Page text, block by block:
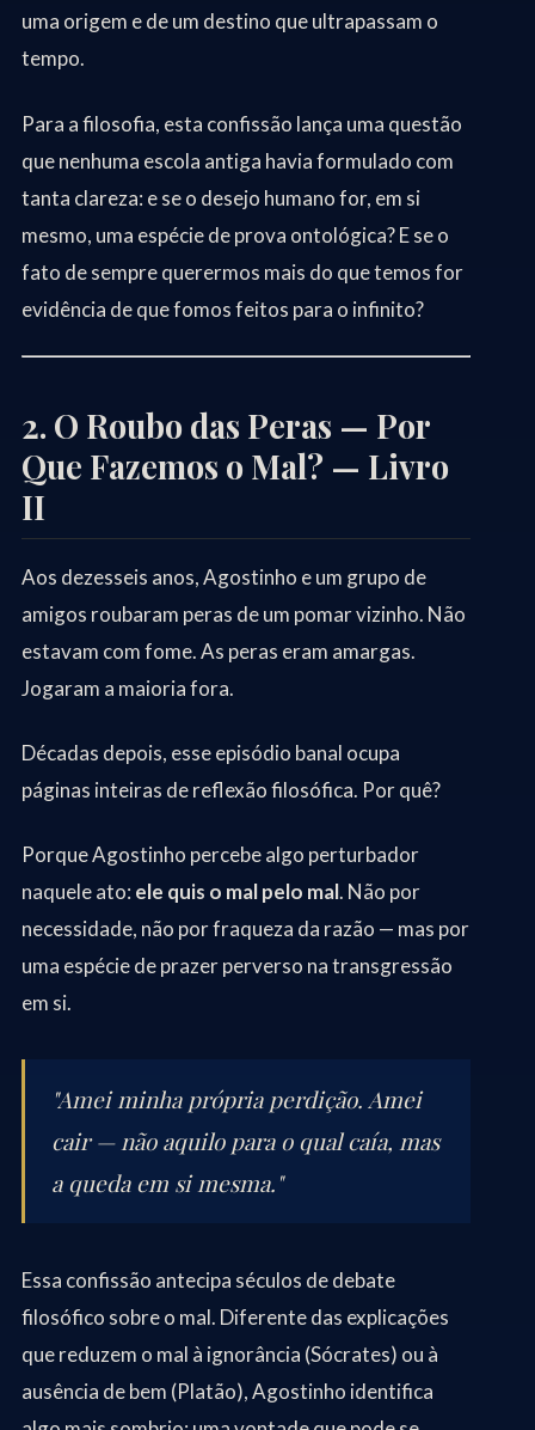
uma origem e de um destino que ultrapassam o
tempo.
Para a filosofia, esta confissão lança uma questão
que nenhuma escola antiga havia formulado com
tanta clareza: e se o desejo humano for, em si
mesmo, uma espécie de prova ontológica? E se o
fato de sempre querermos mais do que temos for
evidência de que fomos feitos para o infinito?
2. O Roubo das Peras — Por
Que Fazemos o Mal? — Livro
II
Aos dezesseis anos, Agostinho e um grupo de
amigos roubaram peras de um pomar vizinho. Não
estavam com fome. As peras eram amargas.
Jogaram a maioria fora.
Décadas depois, esse episódio banal ocupa
páginas inteiras de reflexão filosófica. Por quê?
Porque Agostinho percebe algo perturbador
naquele ato: ele quis o mal pelo mal. Não por
necessidade, não por fraqueza da razão — mas por
uma espécie de prazer perverso na transgressão
em si.
"Amei minha própria perdição. Amei
cair — não aquilo para o qual caía, mas
a queda em si mesma."
Essa confissão antecipa séculos de debate
filosófico sobre o mal. Diferente das explicações
que reduzem o mal à ignorância (Sócrates) ou à
ausência de bem (Platão), Agostinho identifica